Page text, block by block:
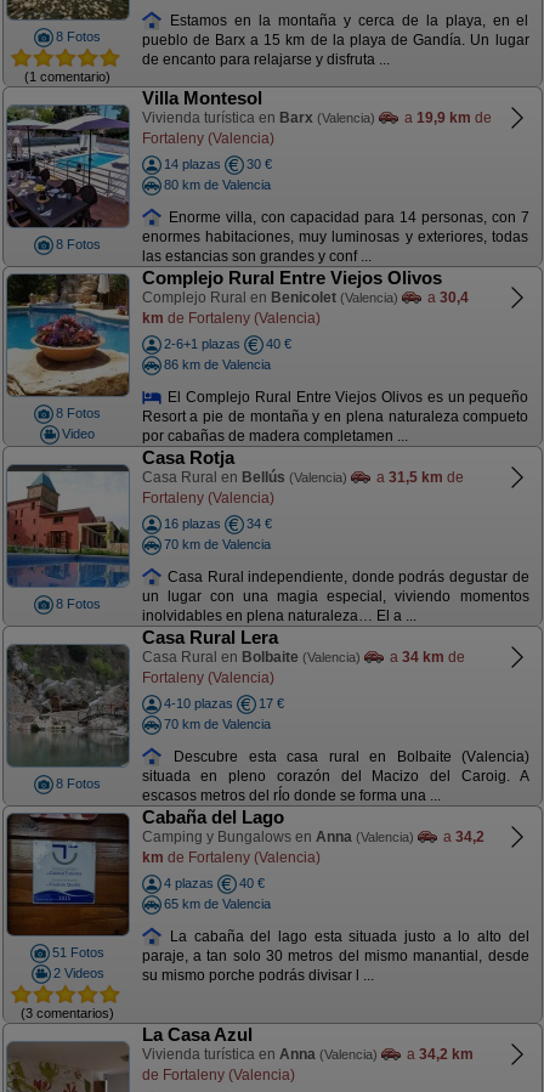
8 Fotos
(1 comentario)
Estamos en la montaña y cerca de la playa, en el
pueblo de Barx a 15 km de la playa de Gandía. Un lugar
de encanto para relajarse y disfruta ...
8 Fotos
Villa Montesol
Vivienda turística en Barx (Valencia) a 19,9 km de
Fortaleny (Valencia)
14 plazas
30 €
80 km de Valencia
Enorme villa, con capacidad para 14 personas, con 7
enormes habitaciones, muy luminosas y exteriores, todas
las estancias son grandes y conf ...
8 Fotos
Video
Complejo Rural Entre Viejos Olivos
Complejo Rural en Benicolet (Valencia) a 30,4
km de Fortaleny (Valencia)
2-6+1 plazas
40 €
86 km de Valencia
El Complejo Rural Entre Viejos Olivos es un pequeño
Resort a pie de montaña y en plena naturaleza compueto
por cabañas de madera completamen ...
8 Fotos
Casa Rotja
Casa Rural en Bellús (Valencia) a 31,5 km de
Fortaleny (Valencia)
16 plazas
34 €
70 km de Valencia
Casa Rural independiente, donde podrás degustar de
un lugar con una magia especial, viviendo momentos
inolvidables en plena naturaleza… El a ...
8 Fotos
Casa Rural Lera
Casa Rural en Bolbaite (Valencia) a 34 km de
Fortaleny (Valencia)
4-10 plazas
17 €
70 km de Valencia
Descubre esta casa rural en Bolbaite (Valencia)
situada en pleno corazón del Macizo del Caroig. A
escasos metros del rÍo donde se forma una ...
51 Fotos
2 Videos
(3 comentarios)
Cabaña del Lago
Camping y Bungalows en Anna (Valencia) a 34,2
km de Fortaleny (Valencia)
4 plazas
40 €
65 km de Valencia
La cabaña del lago esta situada justo a lo alto del
paraje, a tan solo 30 metros del mismo manantial, desde
su mismo porche podrás divisar l ...
La Casa Azul
Vivienda turística en Anna (Valencia) a 34,2 km
de Fortaleny (Valencia)